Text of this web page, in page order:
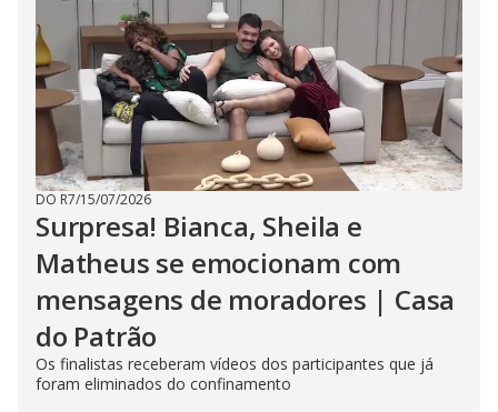
DO R7/15/07/2026
Surpresa! Bianca, Sheila e
Matheus se emocionam com
mensagens de moradores | Casa
do Patrão
Os finalistas receberam vídeos dos participantes que já
foram eliminados do confinamento